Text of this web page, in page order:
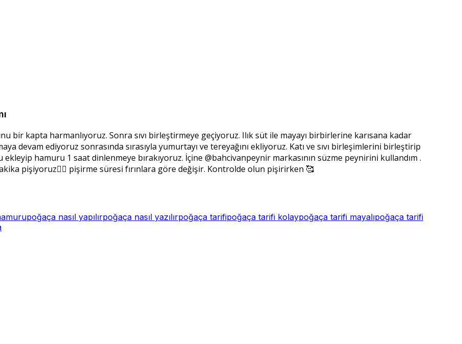
bir kapta harmanlıyoruz. Sonra sıvı birleştirmeye geçiyoruz. Ilık süt ile mayayı birbirlerine karısana kadar
devam ediyoruz sonrasında sırasıyla yumurtayı ve tereyağını ekliyoruz. Katı ve sıvı birleşimlerini birleştirip
hamuru 1 saat dinlenmeye bırakıyoruz. İçine @bahcivanpeynir markasının süzme peynirini kullandım .
pişiyoruz👌🏻 pişirme süresi fırınlara göre değişir. Kontrolde olun pişirirken 🥰
poğaça nasıl yapılırpoğaça nasıl yazılırpoğaça tarifipoğaça tarifi kolaypoğaça tarifi mayalıpoğaça tarifi